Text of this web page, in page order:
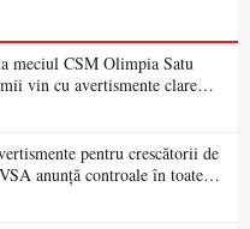
meciul CSM Olimpia Satu
vin cu avertismente clare
pentru crescătorii de
anunță controale în toate
legii